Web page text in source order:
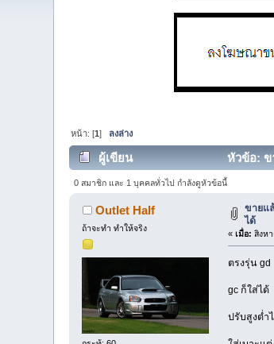
หน้า: [1] ลงล่าง
ผู้เขียน หัวข้อ: ข
0 สมาชิก และ 1 บุคคลทั่วไป กำลังดูหัวข้อนี้
Outlet Half
ถ้าจะทำ ทำให้จริง
ขายแ
ได้
« เมื่อ: สิงห
ตรงรุ่น gd
gc ก็ใส่ได้
ปรับสูงต่ำ